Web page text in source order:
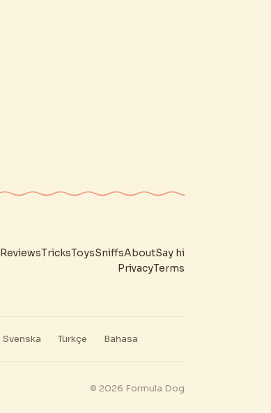
ReviewsTricksToysSniffsAboutSay hi
PrivacyTerms
Svenska Türkçe Bahasa
© 2026 Formula Dog